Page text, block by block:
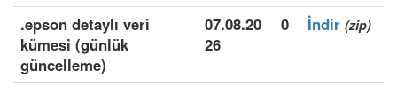
.epson detaylı veri
kümesi (günlük
güncelleme)
07.08.20
26
0 İndir (zip)